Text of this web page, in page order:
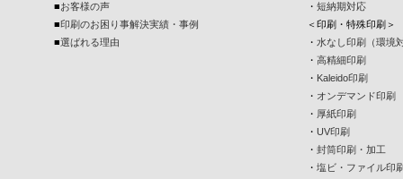
■お客様の声
■印刷のお困り事解決実績・事例
■選ばれる理由
・ 短納期対応
＜印刷・特殊印刷＞
・ 水なし印刷（環境
・ 高精細印刷
・ Kaleido印刷
・ オンデマンド印刷
・ 厚紙印刷
・ UV印刷
・ 封筒印刷・加工
・ 塩ビ・ファイル印